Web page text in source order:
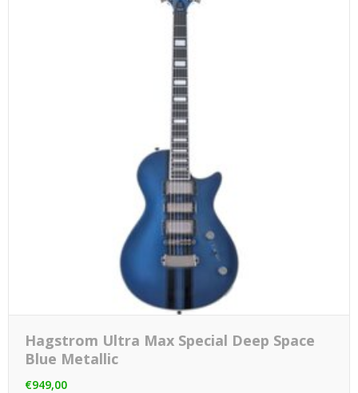
Hagstrom Ultra Max Special Deep Space
Blue Metallic
€949,00